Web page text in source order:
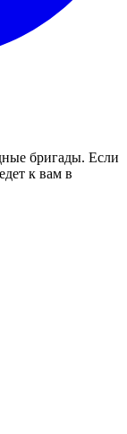
бригады. Если
к вам в